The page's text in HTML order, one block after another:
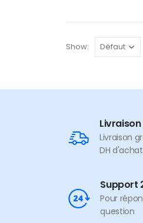
Show:
Livraison
DH d'achat
Support
Pour
question